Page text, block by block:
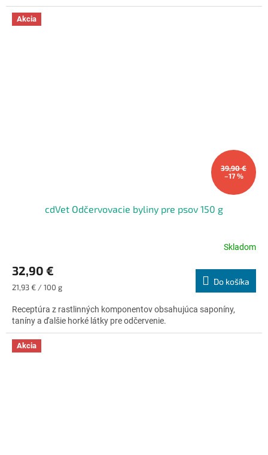
Akcia
39,90 €
–17 %
cdVet Odčervovacie byliny pre psov 150 g
produktu
4,7
z
5
hviezdičiek.
Skladom
32,90 €
Jednotková
21,93 € / 100 g
Do košíka
Receptúra ​​z rastlinných komponentov obsahujúca saponíny,
taníny a ďalšie horké látky pre odčervenie.
Akcia